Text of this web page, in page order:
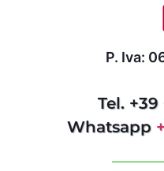
P. Iva:
Tel.
Whatsapp